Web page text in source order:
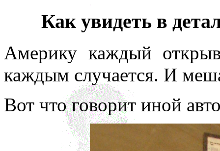
устаревшим.Ещё одна
применение слова
состояние,
[отличающемуся от
у растений, и у бактерий.
вторая сигнальная
всюду применял как
Как увидеть в
Америку каждый
каждым случается. И
Вот что говорит иной